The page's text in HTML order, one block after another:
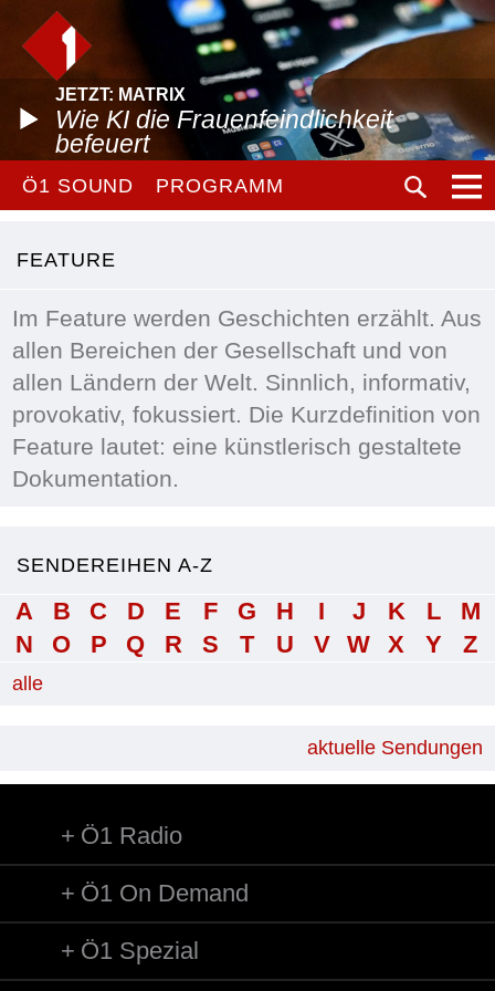
JETZT: MATRIX
Wie KI die Frauenfeindlichkeit
befeuert
Ö1 SOUND PROGRAMM
FEATURE
Im Feature werden Geschichten erzählt. Aus
allen Bereichen der Gesellschaft und von
allen Ländern der Welt. Sinnlich, informativ,
provokativ, fokussiert. Die Kurzdefinition von
Feature lautet: eine künstlerisch gestaltete
Dokumentation.
SENDEREIHEN A-Z
A B C D E F G H I J K L
M
N
O P Q R S T U V W X Y Z
alle
aktuelle Sendungen
Ö1 Radio
Ö1 On Demand
Ö1 Spezial